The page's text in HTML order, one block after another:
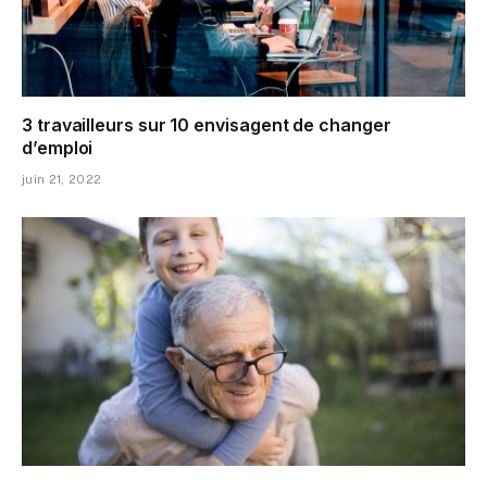
3 travailleurs sur 10 envisagent de changer
d’emploi
juin 21, 2022